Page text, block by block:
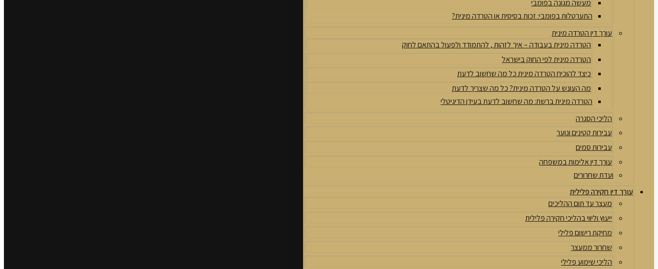
מעשה מגונה בפומבי
התערטלות בפומבי: זכות בסיסית או הטרדה מינית?
עורך דין הטרדה מינית
הטרדה מינית בעבודה – איך לזהות , להתמודד ולפעול בהתאם לחוק
הטרדה מינית לפי החוק בישראל
כיצד להוכיח הטרדה מינית כל מה שחשוב לדעת
מה העונש על הטרדה מינית? כל מה שצריך לדעת
הטרדה מינית ברשת: מה שחשוב לדעת בעידן הדיגיטלי
הליכי הסגרה
עבירות קטינים ונוער
עבירות סמים
עורך דין אלימות במשפחה
ועדת שחרורים
עורך דין חקירה פלילית
מעצר עד תום ההליכים
ייעוץ וליווי בהליכי חקירה פלילית
מחיקת רישום פלילי
שחרור ממעצר
הליכי שימוע פלילי